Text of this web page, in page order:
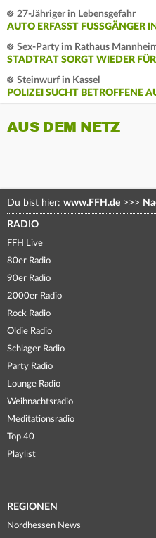
27-Jähriger in Lebensgefahr
AUTO ERFASST FUSSGÄNGER
Sex-Party im Rathaus
STADTRAT SORGT WIEDER
Steinwurf in Kassel
POLIZEI SUCHT BETROFFENE
AUS DEM NETZ
Du bist hier: www.FFH.de >>>
RADIO
FFH Live
80er Radio
90er Radio
2000er Radio
Rock Radio
Oldie Radio
Schlager Radio
Party Radio
Lounge Radio
Weihnachtsradio
Meditationsradio
Top 40
Playlist
REGIONEN
Nordhessen News